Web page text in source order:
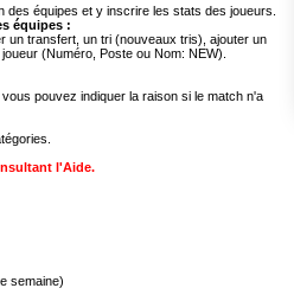
des équipes et y inscrire les stats des joueurs.
équipes :
un transfert, un tri (nouveaux tris), ajouter un
(Numéro, Poste ou Nom: NEW).
pouvez indiquer la raison si le match n'a
l'Aide.
semaine)